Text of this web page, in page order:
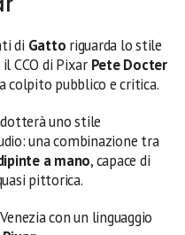
di Gatto riguarda lo stile
CCO di Pixar Pete Docter
colpito pubblico e critica.
uno stile
una combinazione tra
a mano, capace di
pittorica.
con un linguaggio